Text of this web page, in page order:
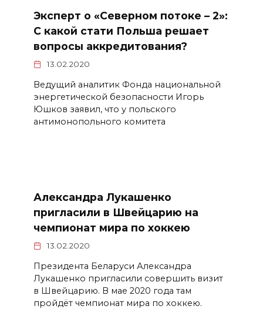
Эксперт о «Северном потоке – 2»:
С какой стати Польша решает
вопросы аккредитования?
13.02.2020
Ведущий аналитик Фонда национальной
энергетической безопасности Игорь
Юшков заявил, что у польского
антимонопольного комитета
Александра Лукашенко
пригласили в Швейцарию на
чемпионат мира по хоккею
13.02.2020
Президента Беларуси Александра
Лукашенко пригласили совершить визит
в Швейцарию. В мае 2020 года там
пройдёт чемпионат мира по хоккею.